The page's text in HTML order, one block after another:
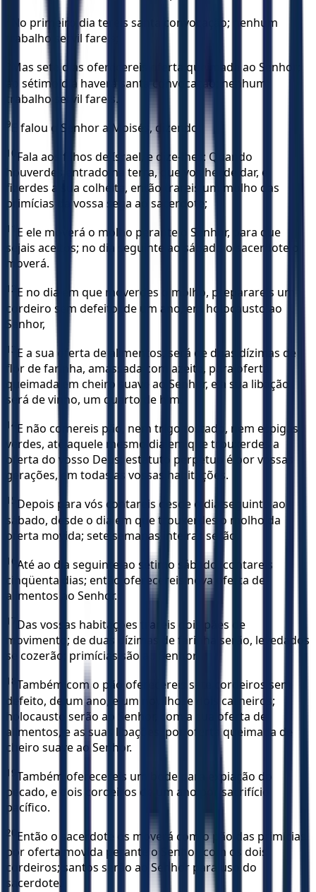
No primeiro dia tereis santa convocação; nenhum
trabalho servil fareis;
Mas sete dias oferecereis oferta queimada ao Senhor;
ao sétimo dia haverá santa convocação; nenhum
trabalho servil fareis.
9 E falou o Senhor a Moisés, dizendo:
10 Fala aos filhos de Israel, e dize-lhes: Quando
houverdes entrado na terra, que vos hei de dar, e
fizerdes a sua colheita, então trareis um molho das
primícias da vossa sega ao sacerdote;
11
E ele moverá o molho perante o Senhor, para que
sejais aceitos; no dia seguinte ao sábado o sacerdote o
moverá.
12 E no dia em que moverdes o molho, preparareis um
cordeiro sem defeito, de um ano, em holocausto ao
Senhor,
13 E a sua oferta de alimentos, será de duas dízimas de
flor de farinha, amassada com azeite, para oferta
queimada em cheiro suave ao Senhor, e a sua libação
será de vinho, um quarto de him.
14 E não comereis pão, nem trigo tostado, nem espigas
verdes, até aquele mesmo dia em que trouxerdes a
oferta do vosso Deus; estatuto perpétuo é por vossas
gerações, em todas as vossas habitações.
15 Depois para vós contareis desde o dia seguinte ao
sábado, desde o dia em que trouxerdes o molho da
oferta movida; sete semanas inteiras serão.
16 Até ao dia seguinte ao sétimo sábado, contareis
cinqüenta dias; então oferecereis nova oferta de
alimentos ao Senhor.
17 Das vossas habitações trareis dois pães de
movimento; de duas dízimas de farinha serão, levedados
se cozerão; primícias são ao Senhor.
18 Também com o pão oferecereis sete cordeiros sem
defeito, de um ano, e um novilho, e dois carneiros;
holocausto serão ao Senhor, com a sua oferta de
alimentos, e as suas libações, por oferta queimada de
cheiro suave ao Senhor.
19 Também oferecereis um bode para expiação do
pecado, e dois cordeiros de um ano por sacrifício
pacífico.
20 Então o sacerdote os moverá com o pão das primícias
por oferta movida perante o Senhor, com os dois
cordeiros; santos serão ao Senhor para uso do
sacerdote.